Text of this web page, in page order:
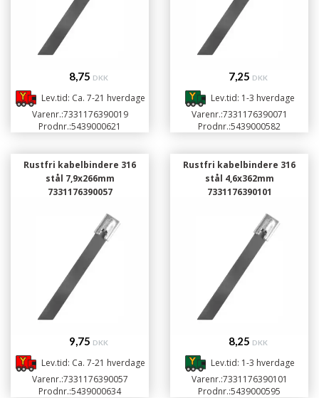
8,75 DKK
Lev.tid: Ca. 7-21 hverdage
Varenr.:7331176390019
Prodnr.:5439000621
7,25 DKK
Lev.tid: 1-3 hverdage
Varenr.:7331176390071
Prodnr.:5439000582
Rustfri kabelbindere 316
stål 7,9x266mm
7331176390057
9,75 DKK
Lev.tid: Ca. 7-21 hverdage
Varenr.:7331176390057
Prodnr.:5439000634
Rustfri kabelbindere 316
stål 4,6x362mm
7331176390101
8,25 DKK
Lev.tid: 1-3 hverdage
Varenr.:7331176390101
Prodnr.:5439000595